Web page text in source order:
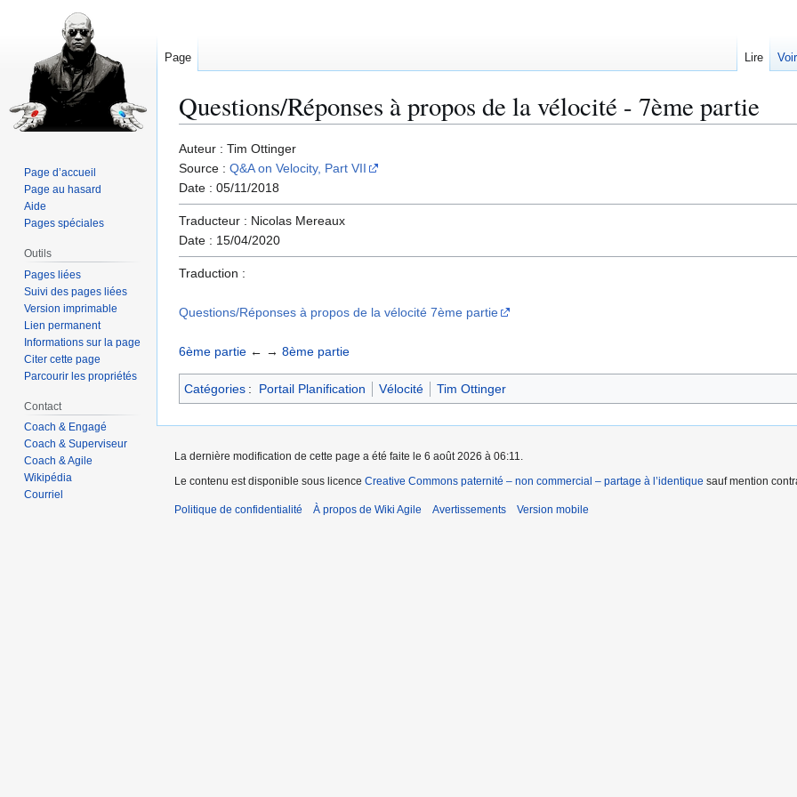
Questions/Réponses à propos de la vélocité - 7ème partie
Aller
à
la
navigation
Aller
à
la
recherche
Auteur : Tim Ottinger
Source : Q&A on Velocity, Part VII
Date : 05/11/2018
Traducteur : Nicolas Mereaux
Date : 15/04/2020
Traduction :
Questions/Réponses à propos de la vélocité 7ème partie
6ème partie ← → 8ème partie
Catégories : Portail Planification Vélocité Tim Ottinger
Page Lire
Page d’accueil
Page au hasard
Aide
Pages spéciales
Outils
Pages liées
Suivi des pages liées
Version imprimable
Lien permanent
Informations sur la page
Citer cette page
Parcourir les propriétés
Contact
Coach & Engagé
Coach & Superviseur
Coach & Agile
Wikipédia
Courriel
La dernière modification de cette page a été faite le 6 août 2026 à 06:11.
Le contenu est disponible sous licence Creative Commons paternité – non commercial – partage à l’identique sauf mention
Politique de confidentialité À propos de Wiki Agile Avertissements Version mobile